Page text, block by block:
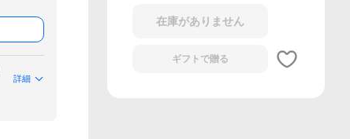
詳細
在庫がありません
ギフトで贈る